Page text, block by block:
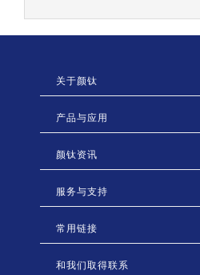
关于颜钛
产品与应用
颜钛资讯
服务与支持
常用链接
和我们取得联系